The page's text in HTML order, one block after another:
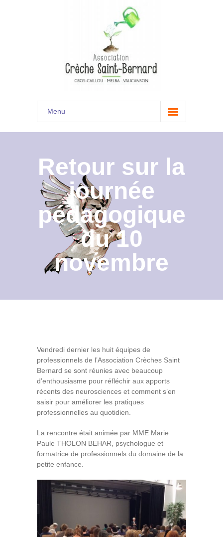
Menu
Accueil
Présentation
Documents
Les menus à venir
Contact
Archives du blog
Retour sur la
journée
pédagogique
du 10
novembre
Vendredi dernier les huit équipes de
professionnels de l’Association Crèches Saint
Bernard se sont réunies avec beaucoup
d’enthousiasme pour réfléchir aux apports
récents des neurosciences et comment s’en
saisir pour améliorer les pratiques
professionnelles au quotidien.
La rencontre était animée par MME Marie
Paule THOLON BEHAR, psychologue et
formatrice de professionnels du domaine de la
petite enfance.